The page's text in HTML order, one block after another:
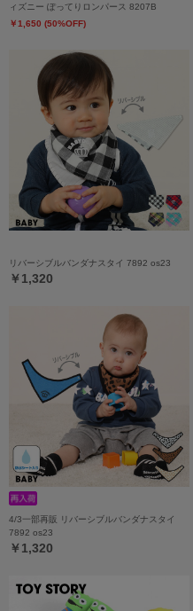
ィズニー ぽってりロンパース 8207B
￥1,650 (50%OFF)
リバーシブルバンダナスタイ 7892 os23
￥1,320
4/3一部再販 リバーシブルバンダナスタイ
7892 os23
￥1,320